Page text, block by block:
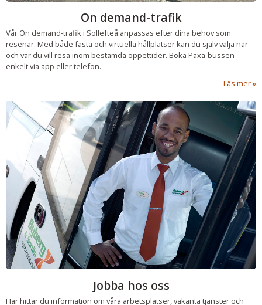
On demand-trafik
Vår On demand-trafik i Sollefteå anpassas efter dina behov som
resenär. Med både fasta och virtuella hållplatser kan du själv välja när
och var du vill resa inom bestämda öppettider. Boka Paxa-bussen
enkelt via app eller telefon.
Läs mer
Jobba hos oss
Här hittar du information om våra arbetsplatser, vakanta tjänster och